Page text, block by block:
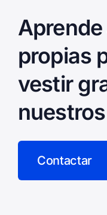
propias
vestir
Contactar